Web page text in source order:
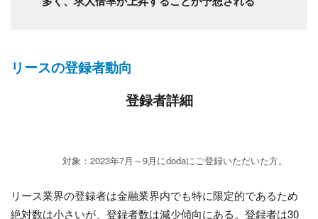
リースの登録者動向
登録者詳細
対象：2023年7月～9月にdodaにご登録いただいた方。
リース業界の登録者は金融業界内でも特に限定的であるため
絶対数は小さいが、登録者数は減少傾向にある。登録者は30